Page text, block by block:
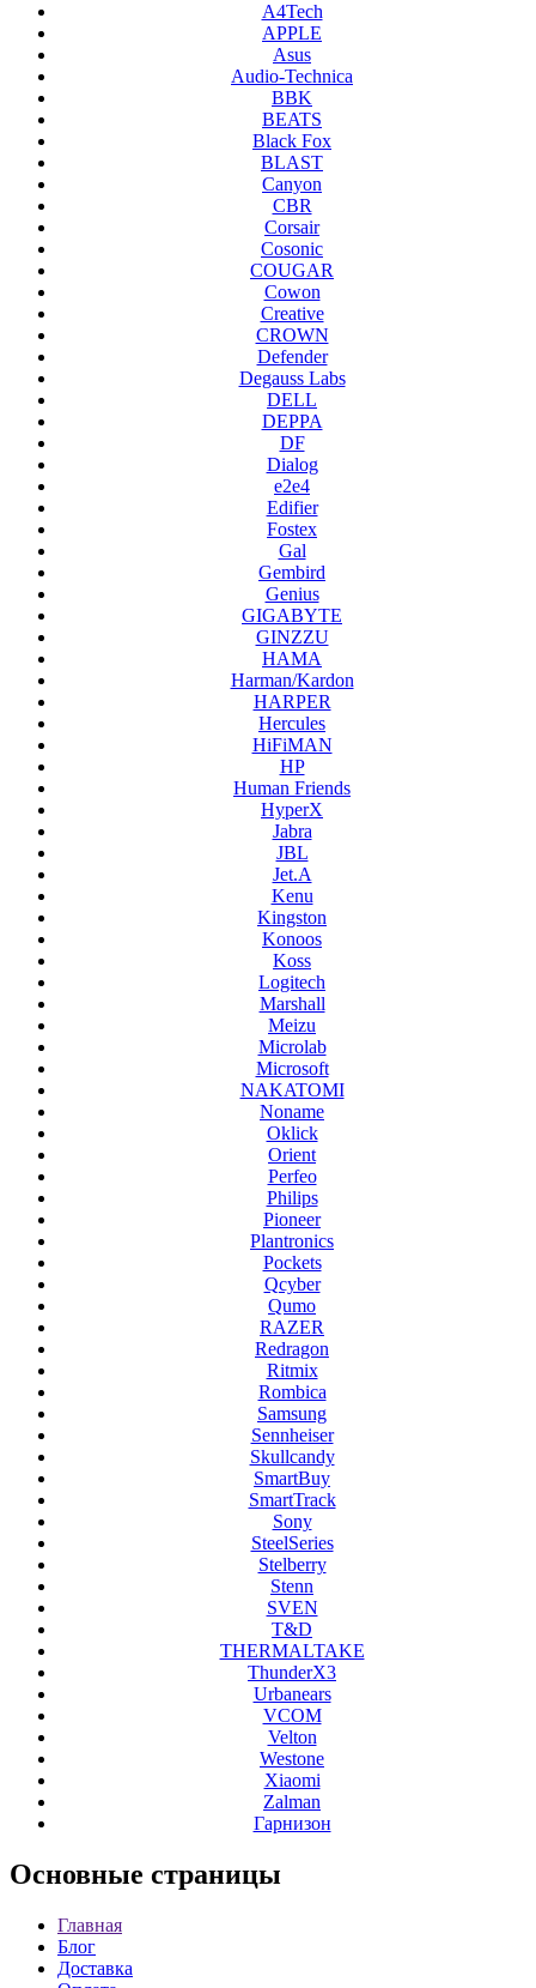
A4Tech
APPLE
Asus
Audio-Technica
BBK
BEATS
Black Fox
BLAST
Canyon
CBR
Corsair
Cosonic
COUGAR
Cowon
Creative
CROWN
Defender
Degauss Labs
DELL
DEPPA
DF
Dialog
e2e4
Edifier
Fostex
Gal
Gembird
Genius
GIGABYTE
GINZZU
HAMA
Harman/Kardon
HARPER
Hercules
HiFiMAN
HP
Human Friends
HyperX
Jabra
JBL
Jet.A
Kenu
Kingston
Konoos
Koss
Logitech
Marshall
Meizu
Microlab
Microsoft
NAKATOMI
Noname
Oklick
Orient
Perfeo
Philips
Pioneer
Plantronics
Pockets
Qcyber
Qumo
RAZER
Redragon
Ritmix
Rombica
Samsung
Sennheiser
Skullcandy
SmartBuy
SmartTrack
Sony
SteelSeries
Stelberry
Stenn
SVEN
T&D
THERMALTAKE
ThunderX3
Urbanears
VCOM
Velton
Westone
Xiaomi
Zalman
Гарнизон
Основные страницы
Главная
Блог
Доставка